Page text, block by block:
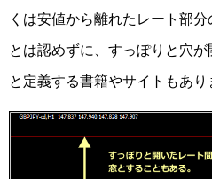
くは安値から離れたレート部
とは認めずに、すっぽりと穴が
と定義する書籍やサイトもあり